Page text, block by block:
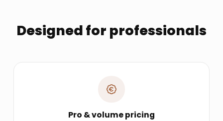
Designed for professionals
Pro & volume pricing